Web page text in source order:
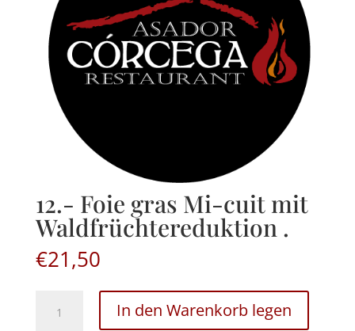
12.- Foie gras Mi-cuit mit
Waldfrüchtereduktion .
€21,50
In den Warenkorb legen